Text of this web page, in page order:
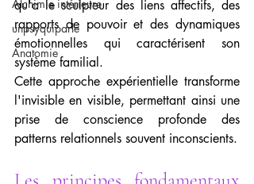
Alchimie intérieure
unpsyquiparle
Anatomie
qu'a le sculpteur des liens affectifs, des
rapports de pouvoir et des dynamiques
émotionnelles qui caractérisent son
système familial.
Cette approche expérientielle transforme
l'invisible en visible, permettant ainsi une
prise de conscience profonde des
patterns relationnels souvent inconscients.